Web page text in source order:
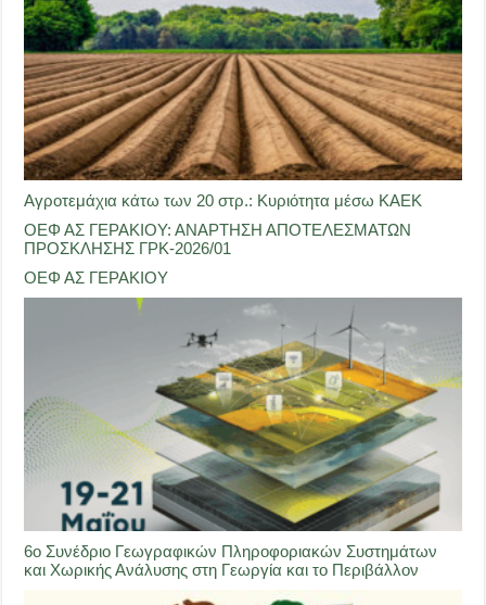
Αγροτεμάχια κάτω των 20 στρ.: Κυριότητα μέσω ΚΑΕΚ
ΟΕΦ ΑΣ ΓΕΡΑΚΙΟΥ: ΑΝΑΡΤΗΣΗ ΑΠΟΤΕΛΕΣΜΑΤΩΝ
ΠΡΟΣΚΛΗΣΗΣ ΓΡΚ-2026/01
ΟΕΦ ΑΣ ΓΕΡΑΚΙΟΥ
6ο Συνέδριο Γεωγραφικών Πληροφοριακών Συστημάτων
και Χωρικής Ανάλυσης στη Γεωργία και το Περιβάλλον